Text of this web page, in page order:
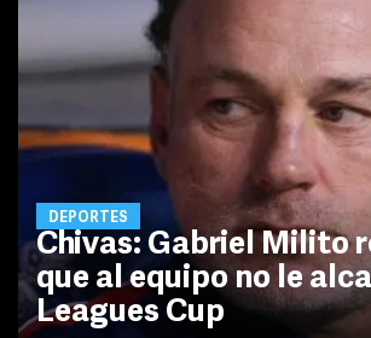
DEPORTES
Chivas: Gabriel Milito
que al equipo no le
Leagues Cup